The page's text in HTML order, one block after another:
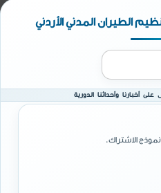
الطيران المدني الأردني
أخبارنا وأحداثنا الدورية
الاشتراك.